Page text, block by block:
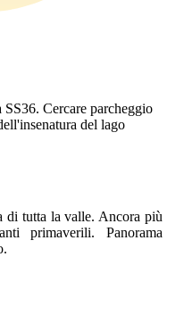
Cercare parcheggio
del lago
di tutta la valle. Ancora più
primaverili. Panorama